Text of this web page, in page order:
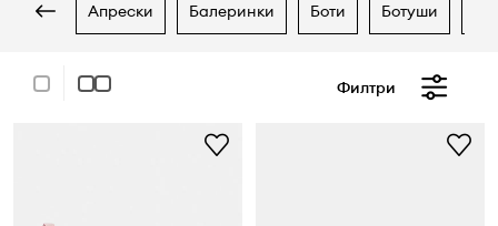
апрески балеринки боти ботуши
Филтри